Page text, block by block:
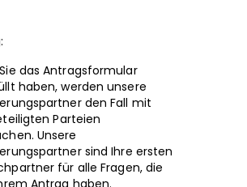
das Antragsformular
haben, werden unsere
den Fall mit
Parteien
Unsere
sind Ihre ersten
für alle Fragen, die
Antrag haben.